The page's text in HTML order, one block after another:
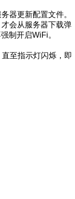
器更新配置文件。
会从服务器下载弹
制开启WiFi。
至指示灯闪烁，即